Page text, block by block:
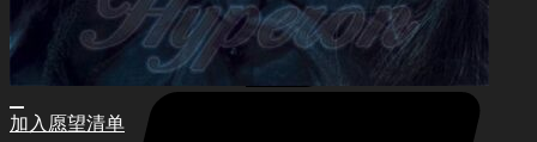
加入愿望清单